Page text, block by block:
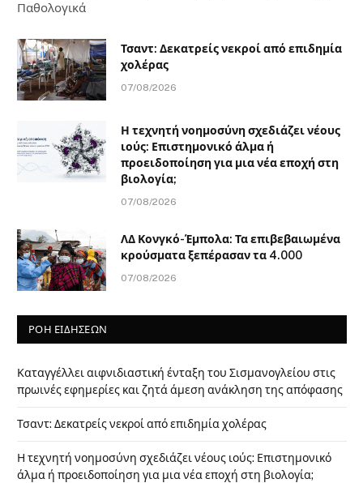
Παθολογικά
Τσαντ: Δεκατρείς νεκροί από επιδημία
χολέρας
07/08/2026
Η τεχνητή νοημοσύνη σχεδιάζει νέους
ιούς: Επιστημονικό άλμα ή
προειδοποίηση για μια νέα εποχή στη
βιολογία;
07/08/2026
ΛΔ Κονγκό-Έμπολα: Τα επιβεβαιωμένα
κρούσματα ξεπέρασαν τα 4.000
07/08/2026
ΡΟΗ ΕΙΔΗΣΕΩΝ
Καταγγέλλει αιφνιδιαστική ένταξη του Σισμανογλείου στις
πρωινές εφημερίες και ζητά άμεση ανάκληση της απόφασης
Τσαντ: Δεκατρείς νεκροί από επιδημία χολέρας
Η τεχνητή νοημοσύνη σχεδιάζει νέους ιούς: Επιστημονικό
άλμα ή προειδοποίηση για μια νέα εποχή στη βιολογία;